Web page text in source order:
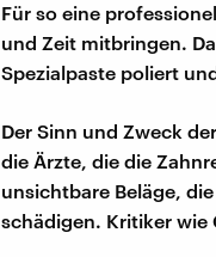
Für so eine
und Zeit mitbringen.
Spezialpaste poliert
Der Sinn und Zweck
die Ärzte, die die
unsichtbare Beläge,
schädigen. Kritiker wie